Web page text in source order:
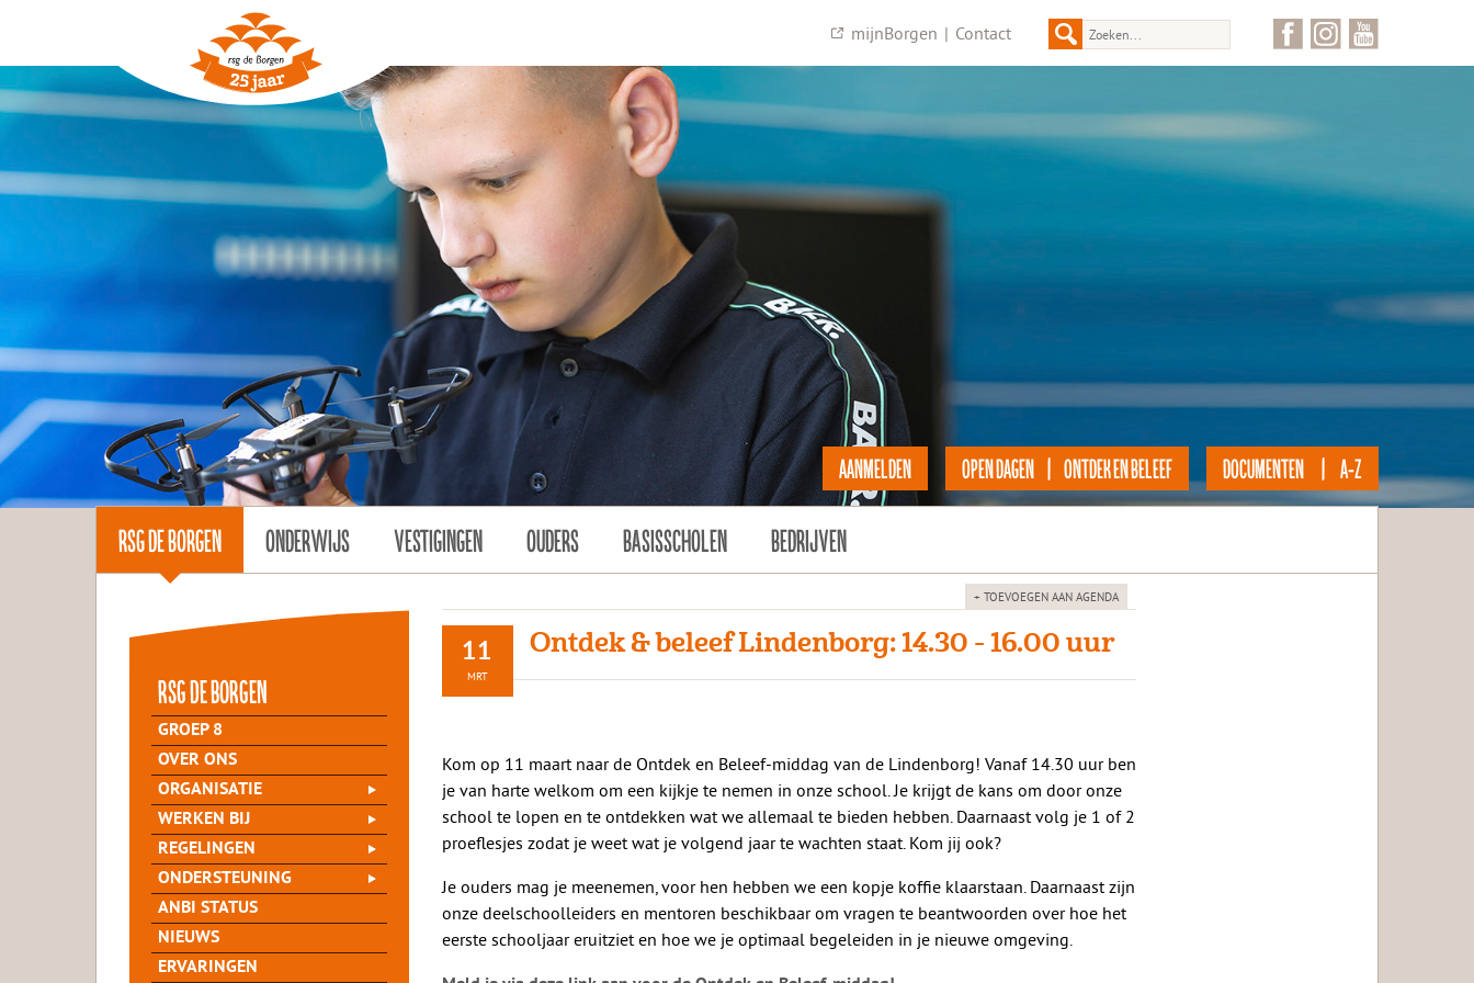
mijnBorgen | Contact
DOCUMENTEN | A-Z
OPEN DAGEN | ONTDEK EN BELEEF
AANMELDEN
RSG DE BORGEN ONDERWIJS VESTIGINGEN OUDERS BASISSCHOLEN BEDRIJVEN
rsg de Borgen
GROEP 8
OVER ONS
ORGANISATIE
WERKEN BIJ
REGELINGEN
ONDERSTEUNING
ANBI STATUS
NIEUWS
ERVARINGEN
11
MRT
Ontdek & beleef Lindenborg: 14.30 - 16.00 uur
+ TOEVOEGEN AAN AGENDA
Kom op 11 maart naar de Ontdek en Beleef-middag van de Lindenborg! Vanaf 14.30 uur ben
je van harte welkom om een kijkje te nemen in onze school. Je krijgt de kans om door onze
school te lopen en te ontdekken wat we allemaal te bieden hebben. Daarnaast volg je 1 of 2
proeflesjes zodat je weet wat je volgend jaar te wachten staat. Kom jij ook?
Je ouders mag je meenemen, voor hen hebben we een kopje koffie klaarstaan. Daarnaast zijn
onze deelschoolleiders en mentoren beschikbaar om vragen te beantwoorden over hoe het
eerste schooljaar eruitziet en hoe we je optimaal begeleiden in je nieuwe omgeving.